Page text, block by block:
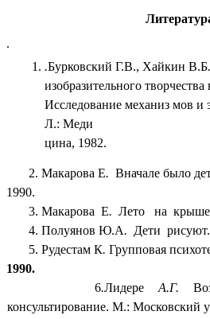
.
.Бурковский Г.В., Хайкин В.Б.
изобразительного
Исследование механиз мов и
Л.: Меди
цина, 1982.
2. Макарова Е. Вначале было
1990.
3. Макарова Е. Лето на
4. Полуянов Ю.А. Дети
5. Рудестам К. Групповая
1990.
6.ЛидереА.Г.
консультирование. М.: Московский